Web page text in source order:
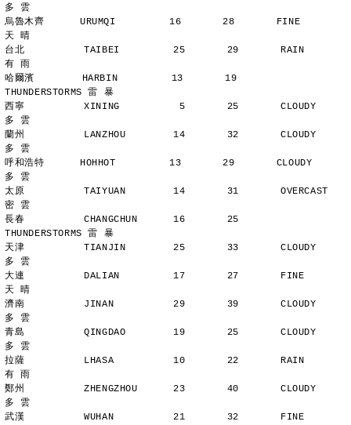
多 雲
烏魯木齊      URUMQI         16       28       FINE
天 晴
台北          TAIBEI         25       29       RAIN
有 雨
哈爾濱        HARBIN         13       19
THUNDERSTORMS 雷 暴
西寧          XINING          5       25       CLOUDY
多 雲
蘭州          LANZHOU        14       32       CLOUDY
多 雲
呼和浩特      HOHHOT         13       29       CLOUDY
多 雲
太原          TAIYUAN        14       31       OVERCAST
密 雲
長春          CHANGCHUN      16       25
THUNDERSTORMS 雷 暴
天津          TIANJIN        25       33       CLOUDY
多 雲
大連          DALIAN         17       27       FINE
天 晴
濟南          JINAN          29       39       CLOUDY
多 雲
青島          QINGDAO        19       25       CLOUDY
多 雲
拉薩          LHASA          10       22       RAIN
有 雨
鄭州          ZHENGZHOU      23       40       CLOUDY
多 雲
武漢          WUHAN          21       32       FINE